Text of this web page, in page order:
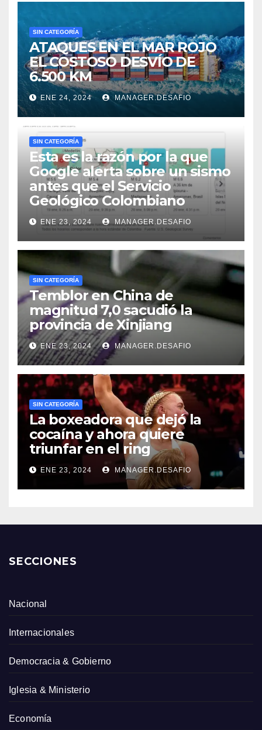
SIN CATEGORÍA
ATAQUES EN EL MAR ROJO
EL COSTOSO DESVÍO DE
6.500 KM
ENE 24, 2024 MANAGER.DESAFIO
SIN CATEGORÍA
Esta es la razón por la que
Google alerta sobre un sismo
antes que el Servicio
Geológico Colombiano
ENE 23, 2024 MANAGER.DESAFIO
SIN CATEGORÍA
Temblor en China de
magnitud 7,0 sacudió la
provincia de Xinjiang
ENE 23, 2024 MANAGER.DESAFIO
SIN CATEGORÍA
La boxeadora que dejó la
cocaína y ahora quiere
triunfar en el ring​
ENE 23, 2024 MANAGER.DESAFIO
SECCIONES
Nacional
Internacionales
Democracia & Gobierno
Iglesia & Ministerio
Economía